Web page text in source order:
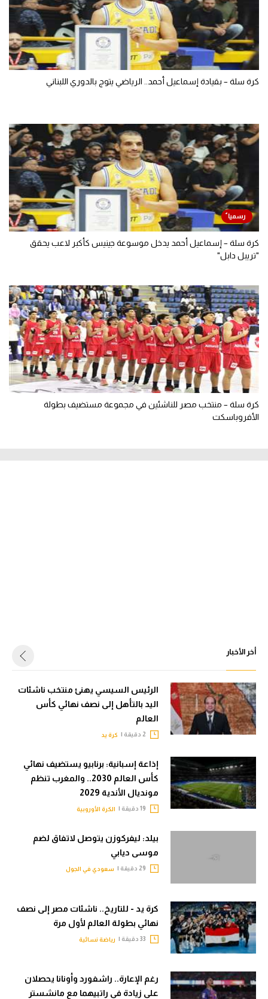
كرة سلة – بقيادة إسماعيل أحمد.. الرياضي يتوج بالدوري اللبناني
كرة سلة – إسماعيل أحمد يدخل موسوعة جينيس كأكبر لاعب يحقق
"تريبل دابل"
كرة سلة – منتخب مصر للناشئين في مجموعة مستضيف بطولة
الأفروباسكت
أخر الأخبار
الرئيس السيسي يهنئ منتخب ناشئات
اليد بالتأهل إلى نصف نهائي كأس
العالم
كرة يد
إذاعة إسبانية: برنابيو يستضيف نهائي
كأس العالم 2030.. والمغرب تنظم
مونديال الأندية 2029
الكرة الأوروبية
بيلد: ليفركوزن يتوصل لاتفاق لضم
موسى ديابي
سعودي في الجول
كرة يد - للتاريخ.. ناشئات مصر إلى نصف
نهائي بطولة العالم لأول مرة
رياضة نسائية
رغم الإعارة.. راشفورد وأونانا يحصلان
على زيادة في راتبيهما مع مانشستر